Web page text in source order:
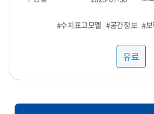
(과일, 채소) 구매가 포함된 영수증 RAW
#농산물 #대형마트 #영수증
유료
#샘플1 #샘플4 #영수증 #
유료
#샘플3 #카드 #샘플1 #
유료
찌개, 된장찌개, 삼계탕 설렁탕, 짜장면,
라라떼(HOT), 바닐라라떼(ICE), 스무
리카노(ICE), 에이드, 카라멜마끼아또
(ICE) ▷ 분식 : 김밥(야채), 김밥(참치),
#외식 #샘플2 #물가 #
유료
니고 있어 임상 연구 및 의료 알고리즘 개발에
셋은 개인정보 보호 및 연구 목적을 위
Data) 기법을 기반으로 생성되었습니다.
운 분석이 가능하도록 설계되었습니다.
#PTSD #스트레스 #우울 #불안 #
유료
예제 : 각종 GIS시스템 및 서비스 구축 *제한: 본자료는 민간 대상 공
개제한자료로서 민간에 제공할 수 없습니다. *국가공간정보기
에 따른 비공개 데이터이므로 민간에게
#수치표고모델 #공간정보 #보
유료